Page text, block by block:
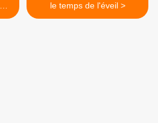
le temps de l'éveil >